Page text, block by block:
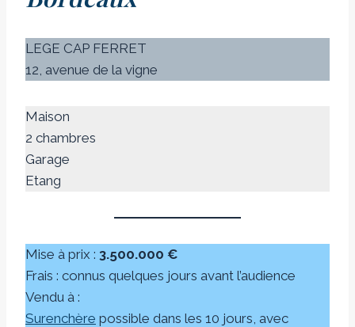
LEGE CAP FERRET
12, avenue de la vigne
Maison
2 chambres
Garage
Etang
Mise à prix : 3.500.000 €
Frais : connus quelques jours avant l’audience
Vendu à :
Surenchère possible dans les 10 jours, avec